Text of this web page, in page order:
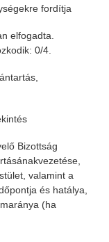
fordítja
elfogadta.
0/4.
Bizottság
valamint a
és hatálya,
(ha